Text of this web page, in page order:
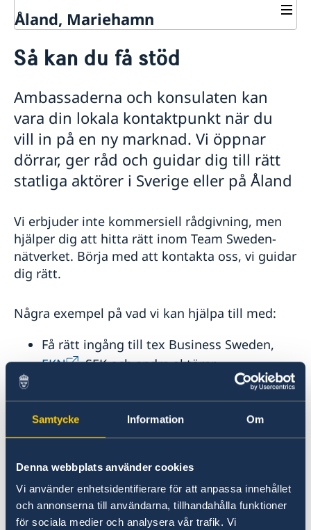
Samtycke Information Om
Denna webbplats använder cookies
Vi använder enhetsidentifierare för att anpassa innehållet
och annonserna till användarna, tillhandahålla funktioner
för sociala medier och analysera vår trafik. Vi
Åland, Mariehamn
Generalkonsulatet stängt över jul-och nyårshelgerna
generalkonsulat i Mariehamn
Om oss
Så stöttar vi svenska företag
Vi är en resurs för svenska företag
Team Sweden
Så kan du få stöd
Svenska företag på Åland
Anmäl handelshinder
Aktuellt
Nyheter
Utbyte mellan Sverige och Åland
Rösta på Åland
Så kan du få stöd
Ambassaderna och konsulaten kan
vara din lokala kontaktpunkt när du
vill in på en ny marknad. Vi öppnar
dörrar, ger råd och guidar dig till rätt
statliga aktörer i Sverige eller på Åland
Vi erbjuder inte kommersiell rådgivning, men
hjälper dig att hitta rätt inom Team Sweden-
nätverket. Börja med att kontakta oss, vi guidar
dig rätt.
Några exempel på vad vi kan hjälpa till med:
Få rätt ingång till tex Business Sweden,
EKN
, SEK och andra aktörer
Förstå lokala förutsättningar, träffa rätt
personer och delta i evenemang där
svenska företag syns.
Många ambassader och konsulat har fina
och representativa lokaler som kan hyras
av svenska aktörer.
Som del i uppdraget att stärka
Sverigebilden utomlands arbetar vi med